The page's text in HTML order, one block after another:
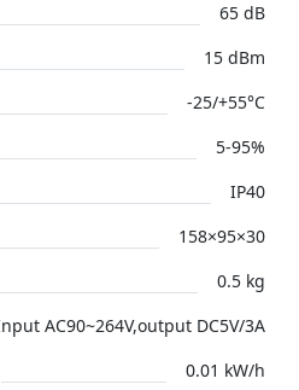
65 dB
15 dBm
-25/+55°C
5-95%
IP40
158×95×30
0.5 kg
AC90~264V,output DC5V/3A
0.01 kW/h